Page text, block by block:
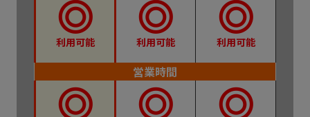
利用可能 利用可能 利用可能
営業時間